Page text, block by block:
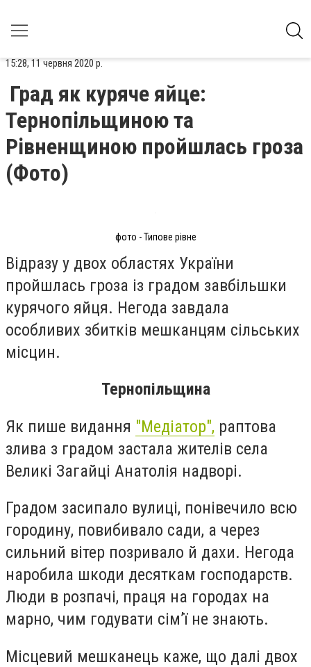
15:28, 11 червня 2020 р.
Град як куряче яйце:
Тернопільщиною та
Рівненщиною пройшлась гроза
(Фото)
фото - Типове рівне
Відразу у двох областях України
пройшлась гроза із градом завбільшки
курячого яйця. Негода завдала
особливих збитків мешканцям сільських
місцин.
Тернопільщина
Як пише видання "Медіатор", раптова
злива з градом застала жителів села
Великі Загайці Анатолія надворі.
Градом засипало вулиці, понівечило всю
городину, повибивало сади, а через
сильний вітер позривало й дахи. Негода
наробила шкоди десяткам господарств.
Люди в розпачі, праця на городах на
марно, чим годувати сім’ї не знають.
Місцевий мешканець каже, що далі двох